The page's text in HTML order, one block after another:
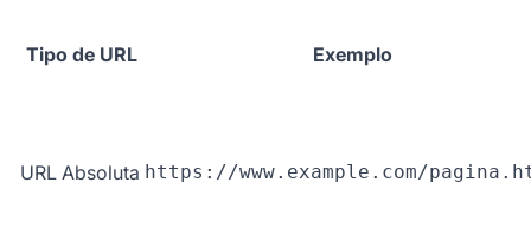
Tipo de URL Exemplo
URL Absoluta https://www.example.com/